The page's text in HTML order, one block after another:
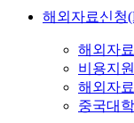
해외자료신청
해외자
비용지
해외자
중국대